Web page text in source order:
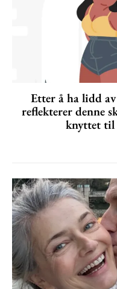
Etter å ha lidd
reflekterer denne
knyttet til